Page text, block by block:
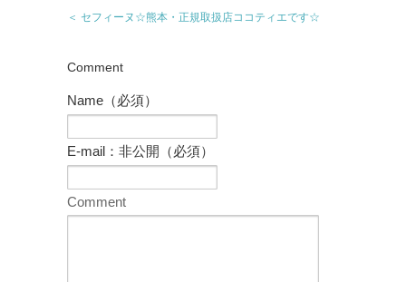
＜ セフィーヌ☆熊本・正規取扱店ココティエです☆
Comment
Name（必須）
E-mail：非公開（必須）
Comment